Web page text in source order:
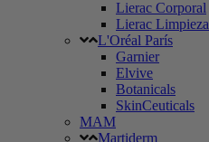
Lierac Corporal
Lierac Limpieza
L'Oréal París
Garnier
Elvive
Botanicals
SkinCeuticals
MAM
Martiderm